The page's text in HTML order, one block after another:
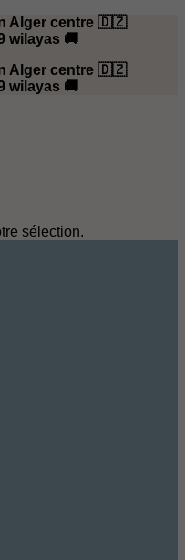
Alger centre 🇩🇿
wilayas 🚚
Alger centre 🇩🇿
wilayas 🚚
sélection.